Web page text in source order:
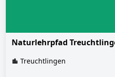
Naturlehrpfad
Treuchtlingen